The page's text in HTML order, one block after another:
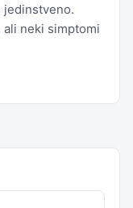
jedinstveno.
neki simptomi